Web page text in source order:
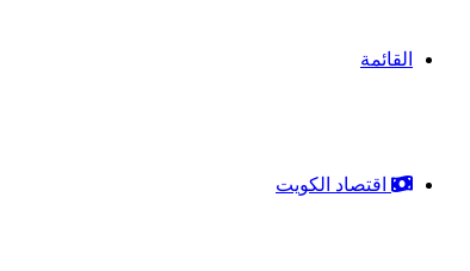
القائمة
اقتصاد الكويت